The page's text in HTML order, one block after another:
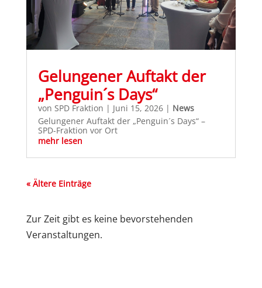
Gelungener Auftakt der
„Penguin´s Days“
von SPD Fraktion | Juni 15, 2026| News
Gelungener Auftakt der „Penguin´s Days“ –
SPD-Fraktion vor Ort
mehr lesen
« Ältere Einträge
Zur Zeit gibt es keine bevorstehenden
Veranstaltungen.